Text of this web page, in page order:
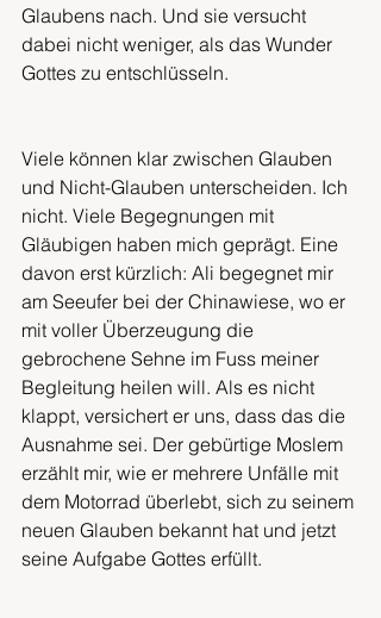
Glaubens nach. Und sie versucht
dabei nicht weniger, als das Wunder
Gottes zu entschlüsseln.
Viele können klar zwischen Glauben
und Nicht-Glauben unterscheiden. Ich
nicht. Viele Begegnungen mit
Gläubigen haben mich geprägt. Eine
davon erst kürzlich: Ali begegnet mir
am Seeufer bei der Chinawiese, wo er
mit voller Überzeugung die
gebrochene Sehne im Fuss meiner
Begleitung heilen will. Als es nicht
klappt, versichert er uns, dass das die
Ausnahme sei. Der gebürtige Moslem
erzählt mir, wie er mehrere Unfälle mit
dem Motorrad überlebt, sich zu seinem
neuen Glauben bekannt hat und jetzt
seine Aufgabe Gottes erfüllt.